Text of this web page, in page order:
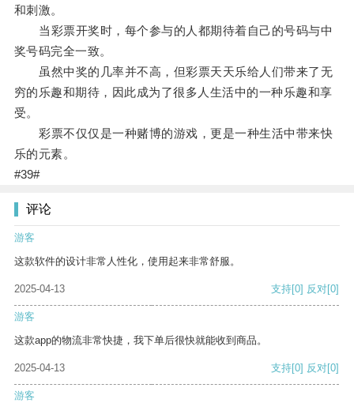
和刺激。
当彩票开奖时，每个参与的人都期待着自己的号码与中
奖号码完全一致。
虽然中奖的几率并不高，但彩票天天乐给人们带来了无
穷的乐趣和期待，因此成为了很多人生活中的一种乐趣和享
受。
彩票不仅仅是一种赌博的游戏，更是一种生活中带来快
乐的元素。
#39#
评论
游客
这款软件的设计非常人性化，使用起来非常舒服。
2025-04-13 支持[0] 反对[0]
游客
这款app的物流非常快捷，我下单后很快就能收到商品。
2025-04-13 支持[0] 反对[0]
游客